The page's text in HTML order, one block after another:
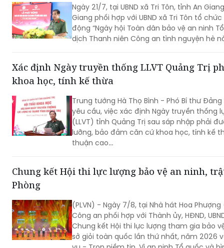
Ngày 21/7, tại UBND xã Tri Tôn, tỉnh An
Giang phối hợp với UBND xã Tri Tôn tổ
động “Ngày hội Toàn dân bảo vệ an ninh
dịch Thanh niên Công an tình nguyện hè
Xác định Ngày truyền thống LLVT Quảng Trị
khoa học, tính kế thừa
Trung tướng Hà Thọ Bình - Phó Bí thư
yêu cầu, việc xác định Ngày truyền thống
(LLVT) tỉnh Quảng Trị sau sáp nhập phải
lưỡng, bảo đảm căn cứ khoa học, tính kế
thuận cao...
Chung kết Hội thi lực lượng bảo vệ an ninh,
Phòng
(PLVN) - Ngày 7/8, tại Nhà hát Hoa Phượng
Công an phối hợp với Thành ủy, HĐND,
Chung kết Hội thi lực lượng tham gia bảo
sở giỏi toàn quốc lần thứ nhất, năm 2026